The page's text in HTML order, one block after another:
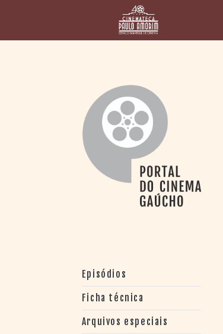
PAULO AMORIM
> HOMENAGEADOS
> ASSOCIAÇÃO DOS
> BIBLIOTECA
ROMEU GRIMALDI
PORTAL DO
CINEMA GAÚCHO
> APRESENTAÇÃO
Episódios
Ficha técnica
Arquivos especiais